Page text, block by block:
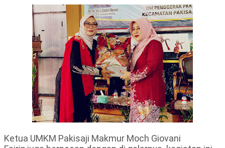
Ketua UMKM Pakisaji Makmur Moch Giovani